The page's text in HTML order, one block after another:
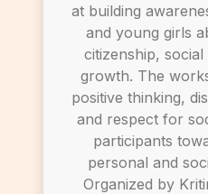
at building
and young girls
citizenship,
growth. The
positive thinking,
and respect for
participants
personal and
Organized by